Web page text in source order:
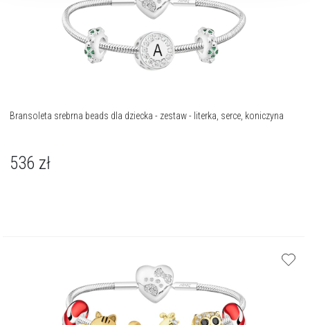
Bransoleta srebrna beads dla dziecka - zestaw - literka, serce, koniczyna
536 zł